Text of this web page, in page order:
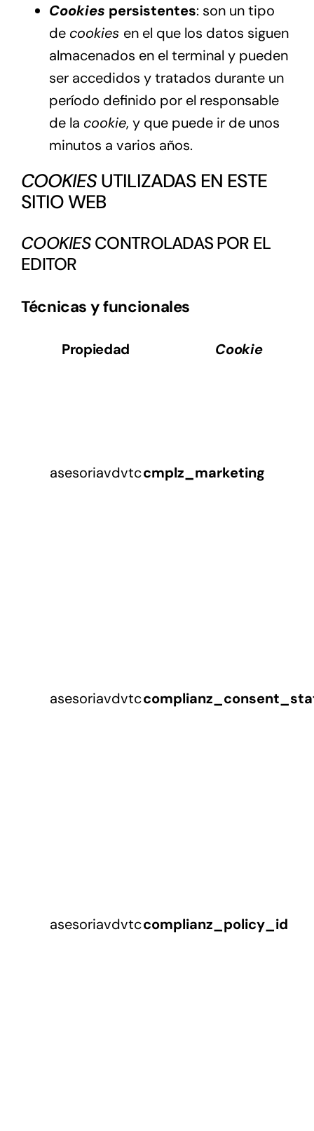
Cookies persistentes: son un tipo
de cookies en el que los datos siguen
almacenados en el terminal y pueden
ser accedidos y tratados durante un
período definido por el responsable
de la cookie, y que puede ir de unos
minutos a varios años.
COOKIES UTILIZADAS EN ESTE
SITIO WEB
COOKIESCONTROLADAS POR EL
EDITOR
Técnicas y funcionales
Propiedad Cookie
asesoriavdvtccmplz_marketing
asesoriavdvtc
asesoriavdvtccomplianz_policy_id